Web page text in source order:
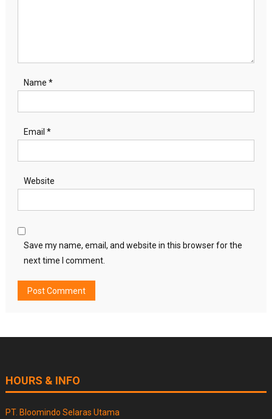
Name *
Email *
Website
Save my name, email, and website in this browser for the
next time I comment.
HOURS & INFO
PT. Bloomindo Selaras Utama